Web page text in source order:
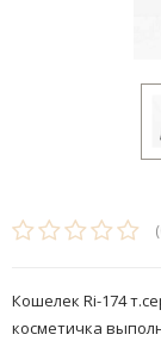
Кошелек Ri-174
косметичка